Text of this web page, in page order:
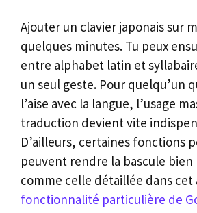
Ajouter un clavier japonais sur
quelques minutes. Tu peux
entre alphabet latin et
un seul geste. Pour quelqu’un
l’aise avec la langue, l’usage
traduction devient vite
D’ailleurs, certaines fonctions
peuvent rendre la bascule
comme celle détaillée dans cet
fonctionnalité particulière de